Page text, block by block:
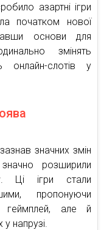
азартні ігри
початком нової
основи для
змінять
онлайн-слотів у
значних змін
розширили
Ці ігри стали
пропонуючи
геймплей, але й
напрузі.